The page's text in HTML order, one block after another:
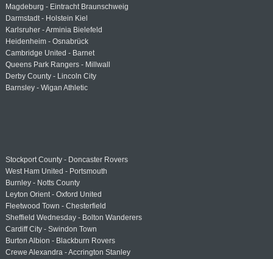
Magdeburg - Eintracht Braunschweig
Darmstadt - Holstein Kiel
Karlsruher - Arminia Bielefeld
Heidenheim - Osnabrück
Cambridge United - Barnet
Queens Park Rangers - Millwall
Derby County - Lincoln City
Barnsley - Wigan Athletic
Stockport County - Doncaster Rovers
West Ham United - Portsmouth
Burnley - Notts County
Leyton Orient - Oxford United
Fleetwood Town - Chesterfield
Sheffield Wednesday - Bolton Wanderers
Cardiff City - Swindon Town
Burton Albion - Blackburn Rovers
Crewe Alexandra - Accrington Stanley